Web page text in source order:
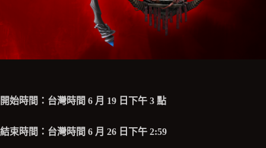
開始時間：台灣時間 6 月 19 日下午 3 點
結束時間：台灣時間 6 月 26 日下午 2:59